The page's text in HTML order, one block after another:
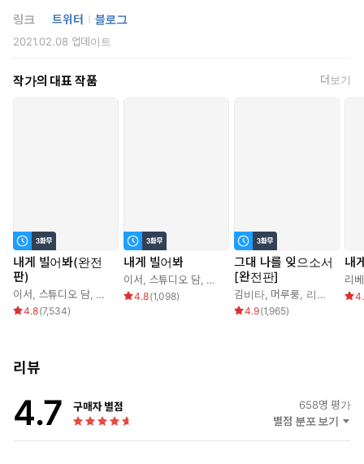
#업보남 #후회남
의 배덕한 삼각관계 로맨스가 보고 싶을 때.
“사랑해, 지젤.”
“여, 여자로… 사랑하신단… 뜻이죠?”
징그러웠어. 애를 주워서 개로 키웠잖아.
아저씨는 이중인격자이며
지젤은 그가 죽인 적의 인격인 ‘로렌츠’에게 농락당했을 뿐.
“난 너 따위 거머리의 사랑은 필요 없어. 널 죽이고 말 거야.”
“사랑해요. 아저씰 사랑하니까 제발 저도 사랑해 주세요.”
“지젤, 난 널 잃고 싶지 않아. 이런 식으론 더더욱.”
링크 트위터 블로그
2021.02.08 업데이트
작가의 대표 작품 더보기
내게 빌어봐(완전
판)
이서, 스튜디오 담, 아이린,리베냐
4.8(7,534)
내게 빌어봐
이서, 스튜디오 담, 아이린,리베냐
4.8(1,098)
그대 나를 잊으소서
[완전판]
김비타, 머루룽, 리베냐
4.9(1,965)
내
리
리뷰
4.7 구매자 별점 658명 평가
별점 분포 보기